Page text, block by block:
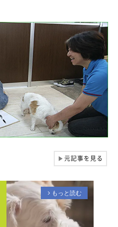
▶元記事を見る
arrow_forward_ios もっと読む